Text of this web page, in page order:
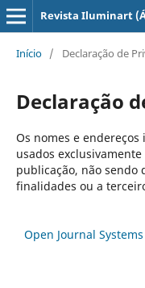
Início / Declaração de
Declaração
Os nomes e
usados
publicação, não sendo
finalidades ou a
Open Journal Systems